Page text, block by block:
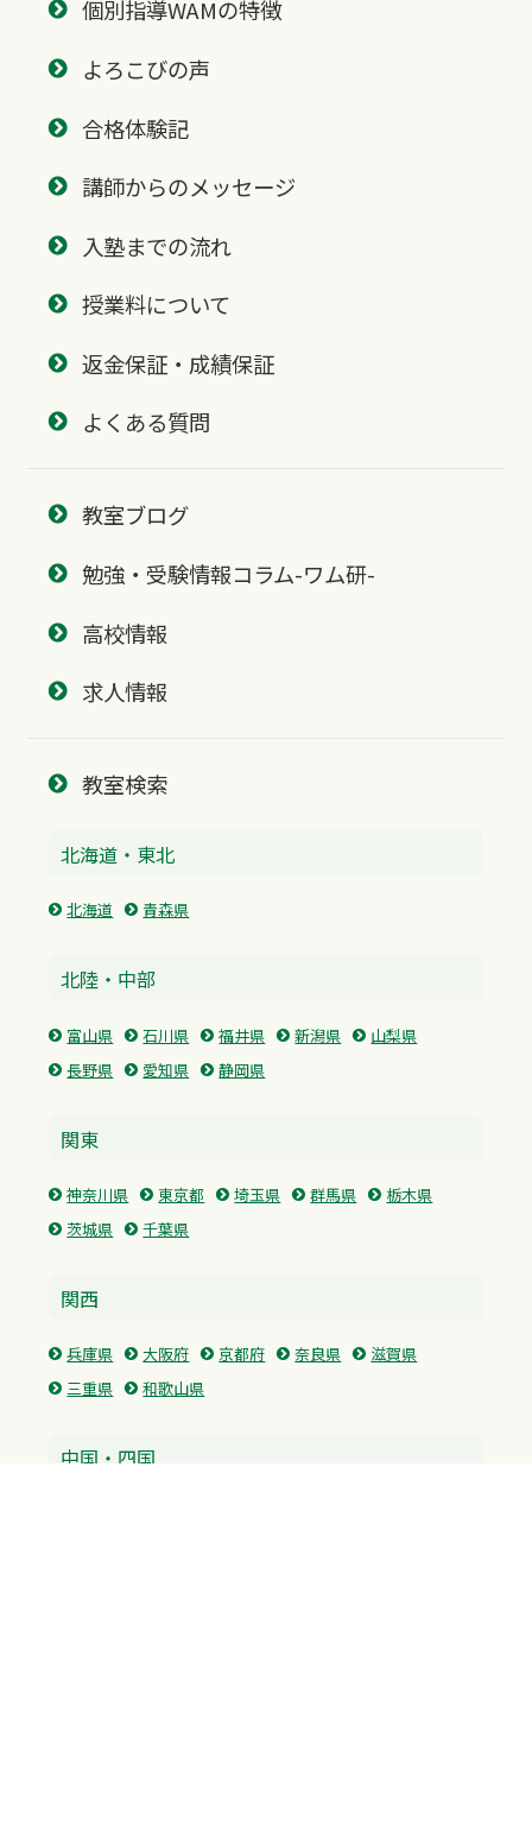
個別指導WAMの特徴
よろこびの声
合格体験記
講師からのメッセージ
入塾までの流れ
授業料について
返金保証・成績保証
よくある質問
教室ブログ
勉強・受験情報コラム-ワム研-
高校情報
求人情報
教室検索
北海道・東北
北海道 青森県
北陸・中部
富山県 石川県 福井県 新潟県
山梨県
長野県
愛知県 静岡県
関東
神奈川県 東京都 埼玉県 群馬県
栃木県
茨城県
千葉県
関西
兵庫県 大阪府 京都府 奈良県
滋賀県
三重県
和歌山県
中国・四国